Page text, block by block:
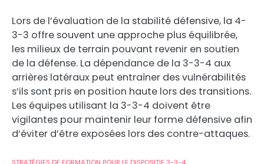
Lors de l’évaluation de la stabilité défensive, la 4-
3-3 offre souvent une approche plus équilibrée,
les milieux de terrain pouvant revenir en soutien
de la défense. La dépendance de la 3-3-4 aux
arrières latéraux peut entraîner des vulnérabilités
s’ils sont pris en position haute lors des transitions.
Les équipes utilisant la 3-3-4 doivent être
vigilantes pour maintenir leur forme défensive afin
d’éviter d’être exposées lors des contre-attaques.